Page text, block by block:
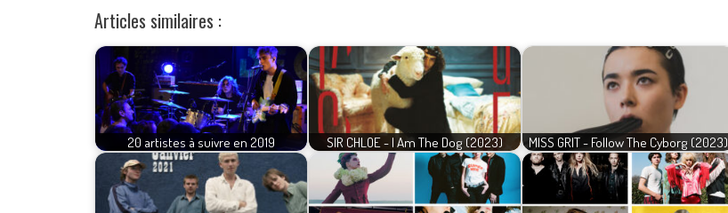
Articles similaires :
20 artistes à suivre en 2019 SIR CHLOE - I Am The Dog (2023) MISS GRIT - Follow The Cyborg (2023)